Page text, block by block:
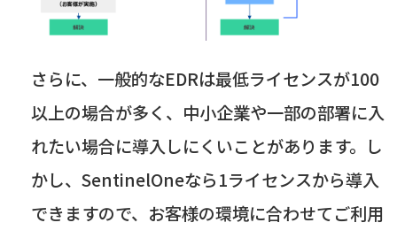
さらに、一般的なEDRは最低ライセンスが100
以上の場合が多く、中小企業や一部の部署に入
れたい場合に導入しにくいことがあります。し
かし、SentinelOneなら1ライセンスから導入
できますので、お客様の環境に合わせてご利用